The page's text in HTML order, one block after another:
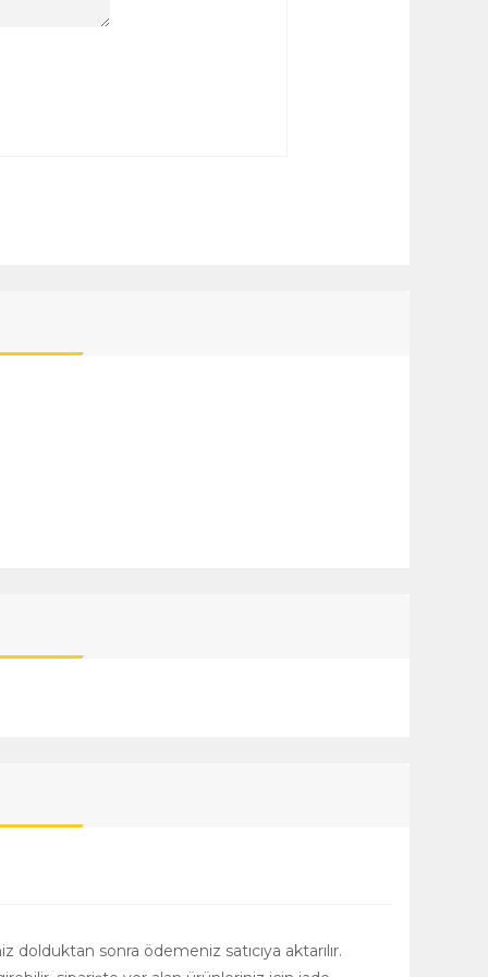
dolduktan sonra ödemeniz satıcıya aktarılır.